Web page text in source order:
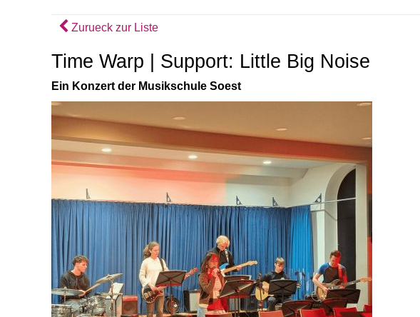
Zurueck zur Liste
Time Warp | Support: Little Big Noise
Ein Konzert der Musikschule Soest